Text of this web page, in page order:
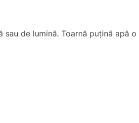
de lumină. Toarnă puțină apă